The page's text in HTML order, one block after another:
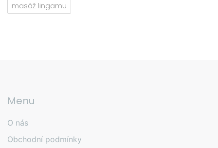
masáž lingamu
Menu
O nás
Obchodní podmínky